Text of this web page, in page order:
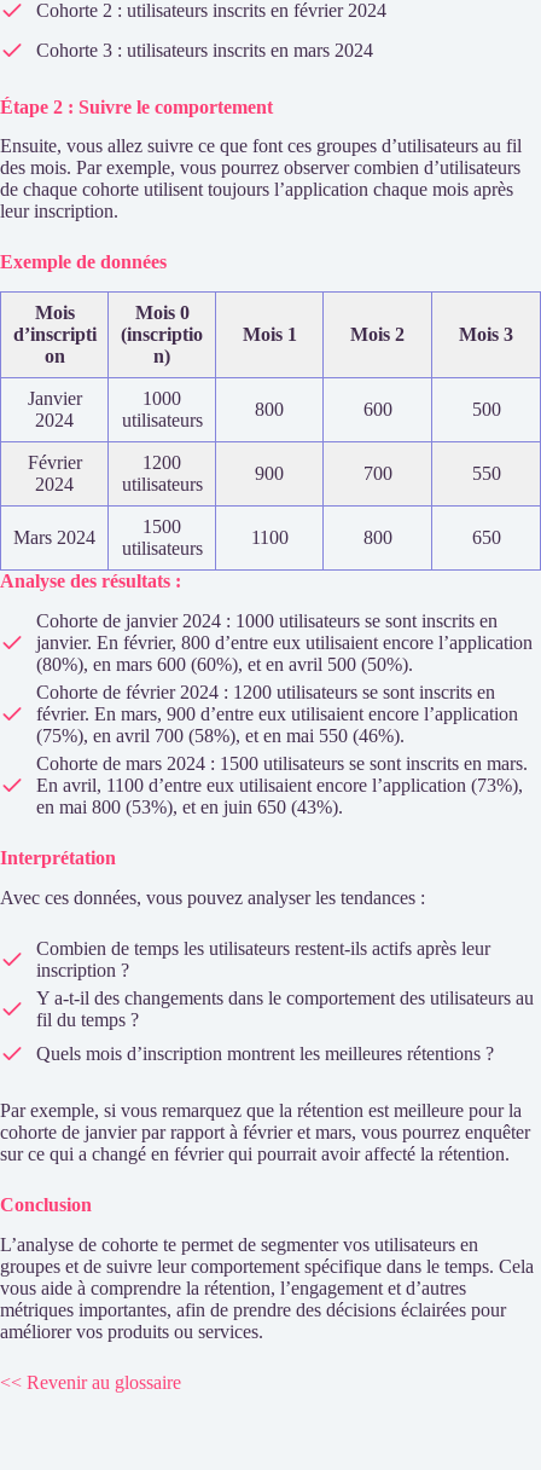
Cohorte 2 : utilisateurs inscrits en février 2024
Cohorte 3 : utilisateurs inscrits en mars 2024
Étape 2 : Suivre le comportement
Ensuite, vous allez suivre ce que font ces groupes d’utilisateurs au fil
des mois. Par exemple, vous pourrez observer combien d’utilisateurs
de chaque cohorte utilisent toujours l’application chaque mois après
leur inscription.
Exemple de données
Mois
d’inscripti
on
Mois 0
(inscriptio
n)
Mois 1 Mois 2 Mois 3
Janvier
2024
1000
utilisateurs
800 600 500
Février
2024
1200
utilisateurs
900 700 550
Mars 2024
1500
utilisateurs
1100 800 650
Analyse des résultats :
Cohorte de janvier 2024 : 1000 utilisateurs se sont inscrits en
janvier. En février, 800 d’entre eux utilisaient encore l’application
(80%), en mars 600 (60%), et en avril 500 (50%).
Cohorte de février 2024 : 1200 utilisateurs se sont inscrits en
février. En mars, 900 d’entre eux utilisaient encore l’application
(75%), en avril 700 (58%), et en mai 550 (46%).
Cohorte de mars 2024 : 1500 utilisateurs se sont inscrits en mars.
En avril, 1100 d’entre eux utilisaient encore l’application (73%),
en mai 800 (53%), et en juin 650 (43%).
Interprétation
Avec ces données, vous pouvez analyser les tendances :
Combien de temps les utilisateurs restent-ils actifs après leur
inscription ?
Y a-t-il des changements dans le comportement des utilisateurs au
fil du temps ?
Quels mois d’inscription montrent les meilleures rétentions ?
Par exemple, si vous remarquez que la rétention est meilleure pour la
cohorte de janvier par rapport à février et mars, vous pourrez enquêter
sur ce qui a changé en février qui pourrait avoir affecté la rétention.
Conclusion
L’analyse de cohorte te permet de segmenter vos utilisateurs en
groupes et de suivre leur comportement spécifique dans le temps. Cela
vous aide à comprendre la rétention, l’engagement et d’autres
métriques importantes, afin de prendre des décisions éclairées pour
améliorer vos produits ou services.
<< Revenir au glossaire